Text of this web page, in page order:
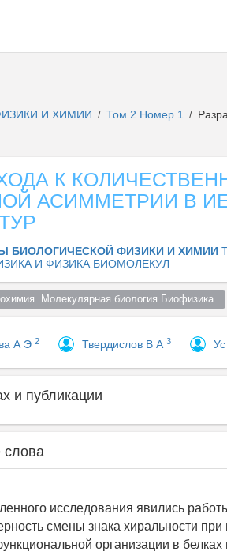
И ХИМИИ / Том 2 Номер 1 /
К
АСИММЕТРИИ В
БИОЛОГИЧЕСКОЙ ФИЗИКИ И ХИМИИ
И ФИЗИКА БИОМОЛЕКУЛ
Молекулярная биология.Биофизика
А Э 2 Твердислов В А 3
и публикации
слова
исследования явились
смены знака хиральности
организации в